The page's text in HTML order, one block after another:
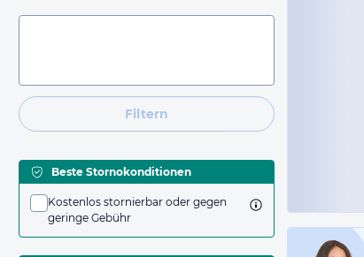
Filtern
Beste Stornokonditionen
Kostenlos stornierbar oder gegen
geringe Gebühr